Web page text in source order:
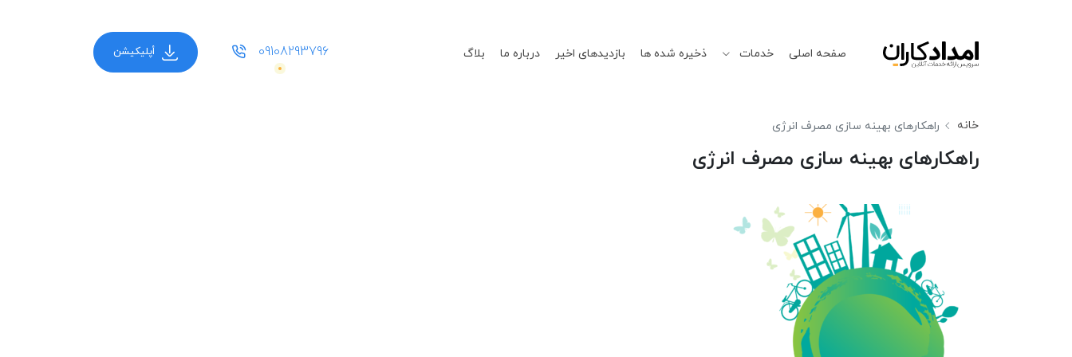
صفحه اصلی خدمات ذخیره شده ها بازدیدهای اخیر درباره ما بلاگ أپلیکیشن 09108293796
خانه راﻫﻜﺎرﻫﺎی ﺑﻬﻴﻨﻪ ﺳﺎزی ﻣﺼﺮف اﻧﺮژی
راﻫﻜﺎرﻫﺎی ﺑﻬﻴﻨﻪ ﺳﺎزی ﻣﺼﺮف اﻧﺮژی